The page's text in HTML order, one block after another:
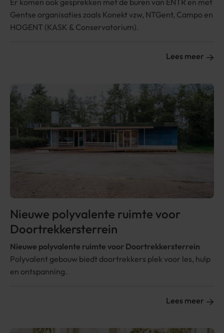
Er komen ook gesprekken met de buren van ENTR en met
Gentse organisaties zoals Konekt vzw, NTGent, Campo en
HOGENT (KASK & Conservatorium).
Lees meer
Nieuwe polyva­lente ruimte voor
Doortrek­kers­terrein
Nieuwe polyva­lente ruimte voor Doortrek­kers­terrein
Polyvalent gebouw biedt doortrekkers plek voor les, hulp
en ontspanning.
Lees meer